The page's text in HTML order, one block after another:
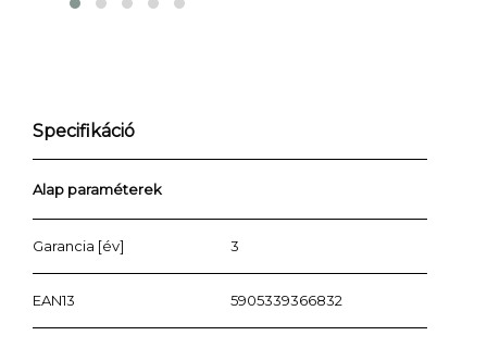
Specifikáció
Alap paraméterek
Garancia [év] 3
EAN13 5905339366832